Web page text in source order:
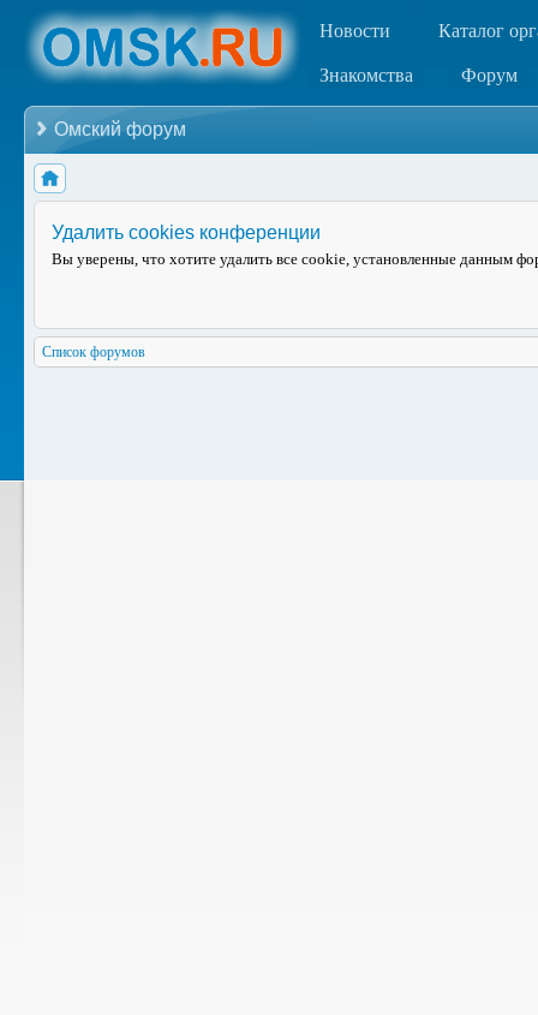
Новости Каталог
Знакомства Форум
Омский форум
Удалить cookies конференции
Вы уверены, что хотите удалить все cookie, установленные данным
Список форумов